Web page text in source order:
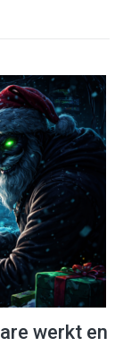
werkt en